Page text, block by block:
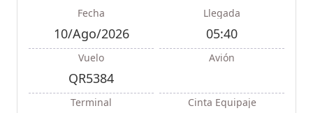
Fecha
10/Ago/2026
Llegada
05:40
Vuelo
QR5384
Avión
Terminal Cinta Equipaje